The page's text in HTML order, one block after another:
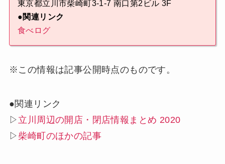
東京都立川市柴崎町3-1-7 南口第2ビル 3F
●関連リンク
食べログ
※この情報は記事公開時点のものです。
●関連リンク
▷ 立川周辺の開店・閉店情報まとめ 2020
▷ 柴崎町のほかの記事